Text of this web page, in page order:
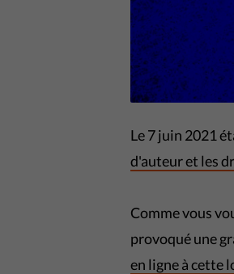
Le 7 juin 2021
d'auteur et les
Comme vous
provoqué une
en ligne à cette